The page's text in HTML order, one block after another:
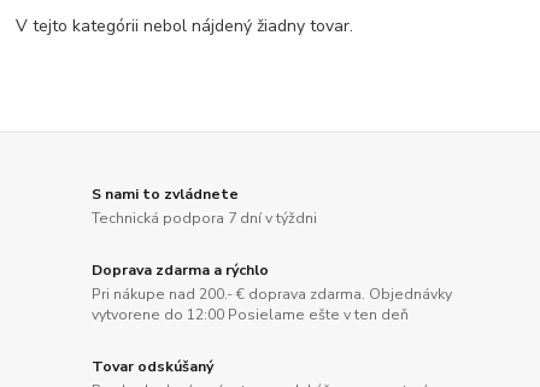
V tejto kategórii nebol nájdený žiadny tovar.
S nami to zvládnete
Technická podpora 7 dní v týždni
Doprava zdarma a rýchlo
Pri nákupe nad 200.- € doprava zdarma. Objednávky
vytvorene do 12:00 Posielame ešte v ten deň
Tovar odskúšaný